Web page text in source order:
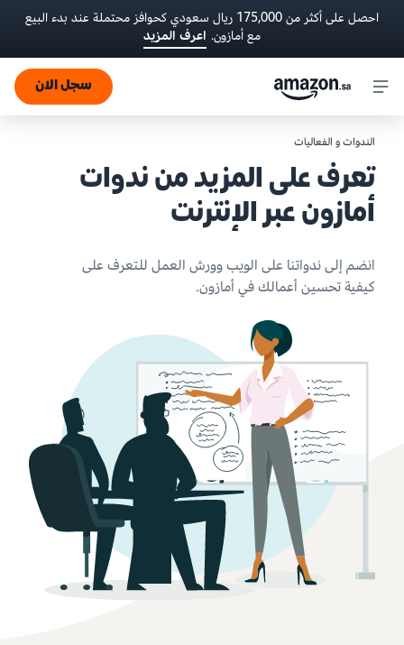
احصل على أكثر من 175,000 ريال سعودي كحوافز محتملة عند بدء البيع
مع أمازون. اعرف المزيد
سجل الان
الندوات و الفعاليات
تعرف على المزيد من ندوات
أمازون عبر الإنترنت
انضم إلى ندواتنا على الويب وورش العمل للتعرف على
كيفية تحسين أعمالك في أمازون.